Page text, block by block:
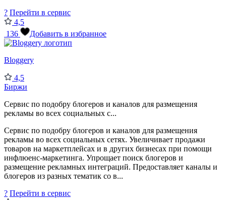
? Перейти в сервис
4,5
136
Добавить в избранное
Bloggery
4,5
Биржи
Сервис по подобру блогеров и каналов для размещения
рекламы во всех социальных с...
Сервис по подобру блогеров и каналов для размещения
рекламы во всех социальных сетях. Увеличивает продажи
товаров на маркетплейсах и в других бизнесах при помощи
инфлюенс-маркетинга. Упрощает поиск блогеров и
размещение рекламных интеграций. Предоставляет каналы и
блогеров из разных тематик со в...
? Перейти в сервис